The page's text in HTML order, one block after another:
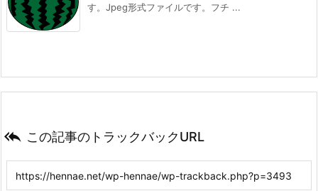
す。Jpeg形式ファイルです。フチ ...
 この記事のトラックバックURL